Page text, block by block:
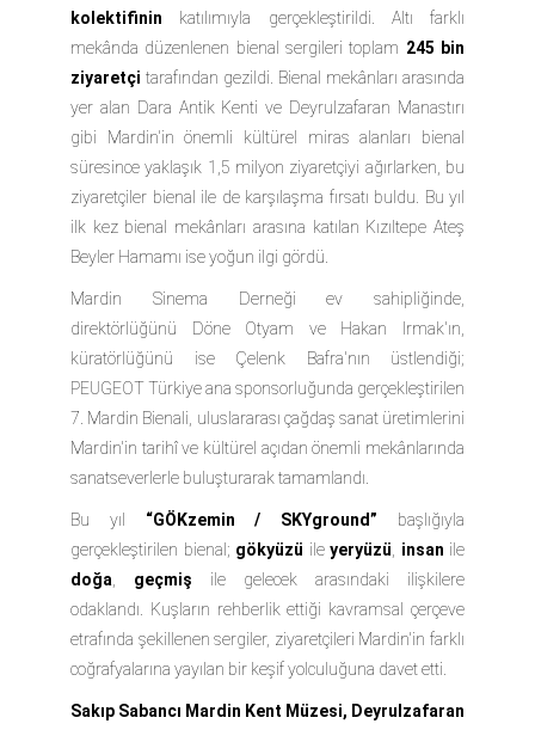
kolektifinin katılımıyla gerçekleştirildi. Altı farklı
mekânda düzenlenen bienal sergileri toplam 245 bin
ziyaretçi tarafından gezildi. Bienal mekânları arasında
yer alan Dara Antik Kenti ve Deyrulzafaran Manastırı
gibi Mardin'in önemli kültürel miras alanları bienal
süresince yaklaşık 1,5 milyon ziyaretçiyi ağırlarken, bu
ziyaretçiler bienal ile de karşılaşma fırsatı buldu. Bu yıl
ilk kez bienal mekânları arasına katılan Kızıltepe Ateş
Beyler Hamamı ise yoğun ilgi gördü.
Mardin Sinema Derneği ev sahipliğinde,
direktörlüğünü Döne Otyam ve Hakan Irmak'ın,
küratörlüğünü ise Çelenk Bafra'nın üstlendiği;
PEUGEOT Türkiyeana sponsorluğunda gerçekleştirilen
7. Mardin Bienali, uluslararası çağdaş sanat üretimlerini
Mardin'in tarihî ve kültürel açıdan önemli mekânlarında
sanatseverlerle buluşturarak tamamlandı.
Bu yıl “GÖKzemin / SKYground” başlığıyla
gerçekleştirilen bienal; gökyüzü ile yeryüzü, insan ile
doğa, geçmiş ile gelecek arasındaki ilişkilere
odaklandı. Kuşların rehberlik ettiği kavramsal çerçeve
etrafında şekillenen sergiler, ziyaretçileri Mardin'in farklı
coğrafyalarına yayılan bir keşif yolculuğuna davet etti.
Sakıp Sabancı Mardin Kent Müzesi, Deyrulzafaran